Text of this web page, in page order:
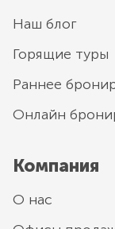
Наш блог
Горящие туры
Раннее
Онлайн
Компания
О нас